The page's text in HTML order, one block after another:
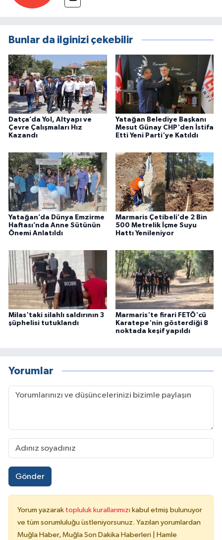
Bunlar da ilginizi çekebilir
Datça’da Yol, Altyapı ve
Çevre Çalışmaları Hız
Kazandı
Yatağan Belediye Başkanı
Mesut Günay CHP'den İstifa
Etti Yeni Parti'ye Katıldı
Yatağan’da Dünya Emzirme
Haftası’nda Anne Sütünün
Önemi Anlatıldı
Marmaris Çetibeli’de 2 Bin
500 Metrelik İçme Suyu
Hattı Yenileniyor
Milas'taki silahlı saldırının 3
şüphelisi tutuklandı
Marmaris'te firari FETÖ'cü
Karatepe'nin gösterdiği 8
noktada keşif yapıldı
Yorumlar
Gönder
Yorum yazarak topluluk kurallarımızı kabul etmiş bulunuyor
ve tüm sorumluluğu üstleniyorsunuz. Yazılan yorumlardan
Muğla Haber, Muğla Son Dakika Haberleri | Hamle